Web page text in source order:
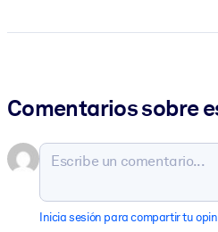
Comentarios sobre
Inicia sesión para compartir tu